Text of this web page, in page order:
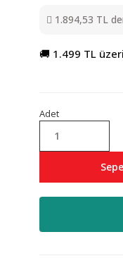
1.894,53 TL
🚚 1.499 TL
Adet